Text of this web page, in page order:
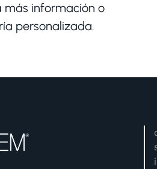
más información o
personalizada.